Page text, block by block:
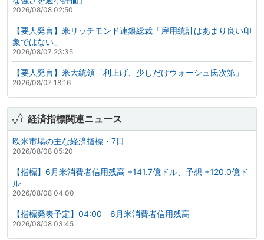
2026/08/08 02:50
【要人発言】米リッチモンド連銀総裁「雇用統計はあまり良い印
象ではない」
2026/08/07 23:35
【要人発言】米大統領「利上げ、少しだけウォーシュ氏次第」
2026/08/07 18:16
経済指標関連ニュース
欧米市場の主な経済指標・7日
2026/08/08 05:20
【指標】6月米消費者信用残高 +141.7億ドル、予想 +120.0億ド
ル
2026/08/08 04:00
【指標発表予定】04:00 6月米消費者信用残高
2026/08/08 03:45